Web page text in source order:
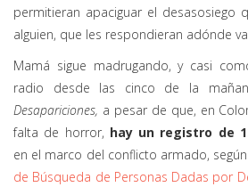
permitieran apaciguar el desasosiego
alguien, que les respondieran adónde
Mamá sigue madrugando, y casi
radio desde las cinco de la
Desapariciones, a pesar de que, en
falta de horror, hay un registro de
en el marco del conflicto armado,
de Búsqueda de Personas Dadas por